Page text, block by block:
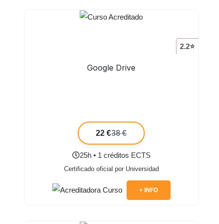
2.2⭐
Google Drive
22 €38 €
25h • 1 créditos ECTS
Certificado oficial por Universidad
+ INFO